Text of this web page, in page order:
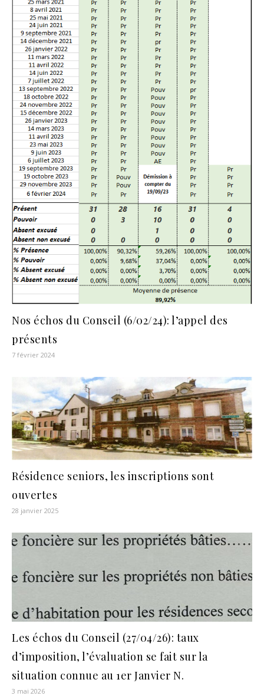
Nos échos du Conseil (6/02/24): l’appel des
présents
7 février 2024
Résidence seniors, les inscriptions sont
ouvertes
28 janvier 2025
Les échos du Conseil (27/04/26): taux
d’imposition, l’évaluation se fait sur la
situation connue au 1er Janvier N.
3 mai 2026